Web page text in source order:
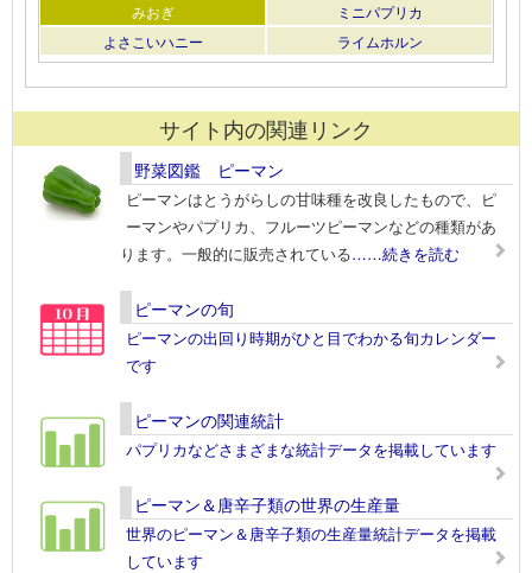
みおぎ
ミニパプリカ
よさこいハニー
ライムホルン
サイト内の関連リンク
野菜図鑑 ピーマン
ピーマンはとうがらしの甘味種を改良したもので、ピ
ーマンやパプリカ、フルーツピーマンなどの種類があ
ります。一般的に販売されている……続きを読む
ピーマンの旬
ピーマンの出回り時期がひと目でわかる旬カレンダー
です
ピーマンの関連統計
パプリカなどさまざまな統計データを掲載しています
ピーマン＆唐辛子類の世界の生産量
世界のピーマン＆唐辛子類の生産量統計データを掲載
しています